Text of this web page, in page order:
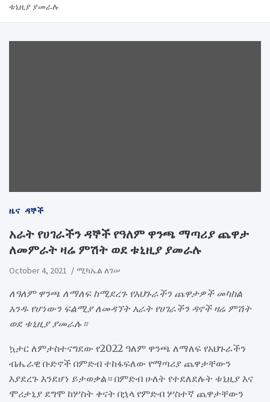
ቱኒዚያ ያመራሉ
ዜና ዳኞች
አራት የሀገራችን ዳኞች የዓለም ዋንጫ ማጣሪያ ጨዋታ
ለመምራት ዛሬ ምሽት ወደ ቱኒዚያ ያመራሉ
October 4, 2021 ሚካኤል ለገሠ
ለዓለም ዋንጫ ለማለፍ ከሚደረጉ የአህጉራችን ጨዋታዎች መካከል
አንዱ የሆነውን ፍልሚያ ለመዳኘት አራት የሀገራችን ዳኖች ዛሬ ምሽት
ወደ ቱኒዚያ ያመራሉ።
ኳታር ለምታስተናግደው የ2022 ዓለም ዋንጫ ለማለፍ የአህጉራችን
ብሔራዊ ቡድኖች በምድብ ተከፋፍለው የማጣሪያ ጨዋታቸውን
እያደረጉ እንደሆነ ይታወቃል። በምድብ ሁለት የተደለደሉት ቱኒዚያ እና
ሞሪታኒያ ደግሞ ከሦስት ቀናት በኋላ የምድብ ሦስተኛ ጨዋታቸውን